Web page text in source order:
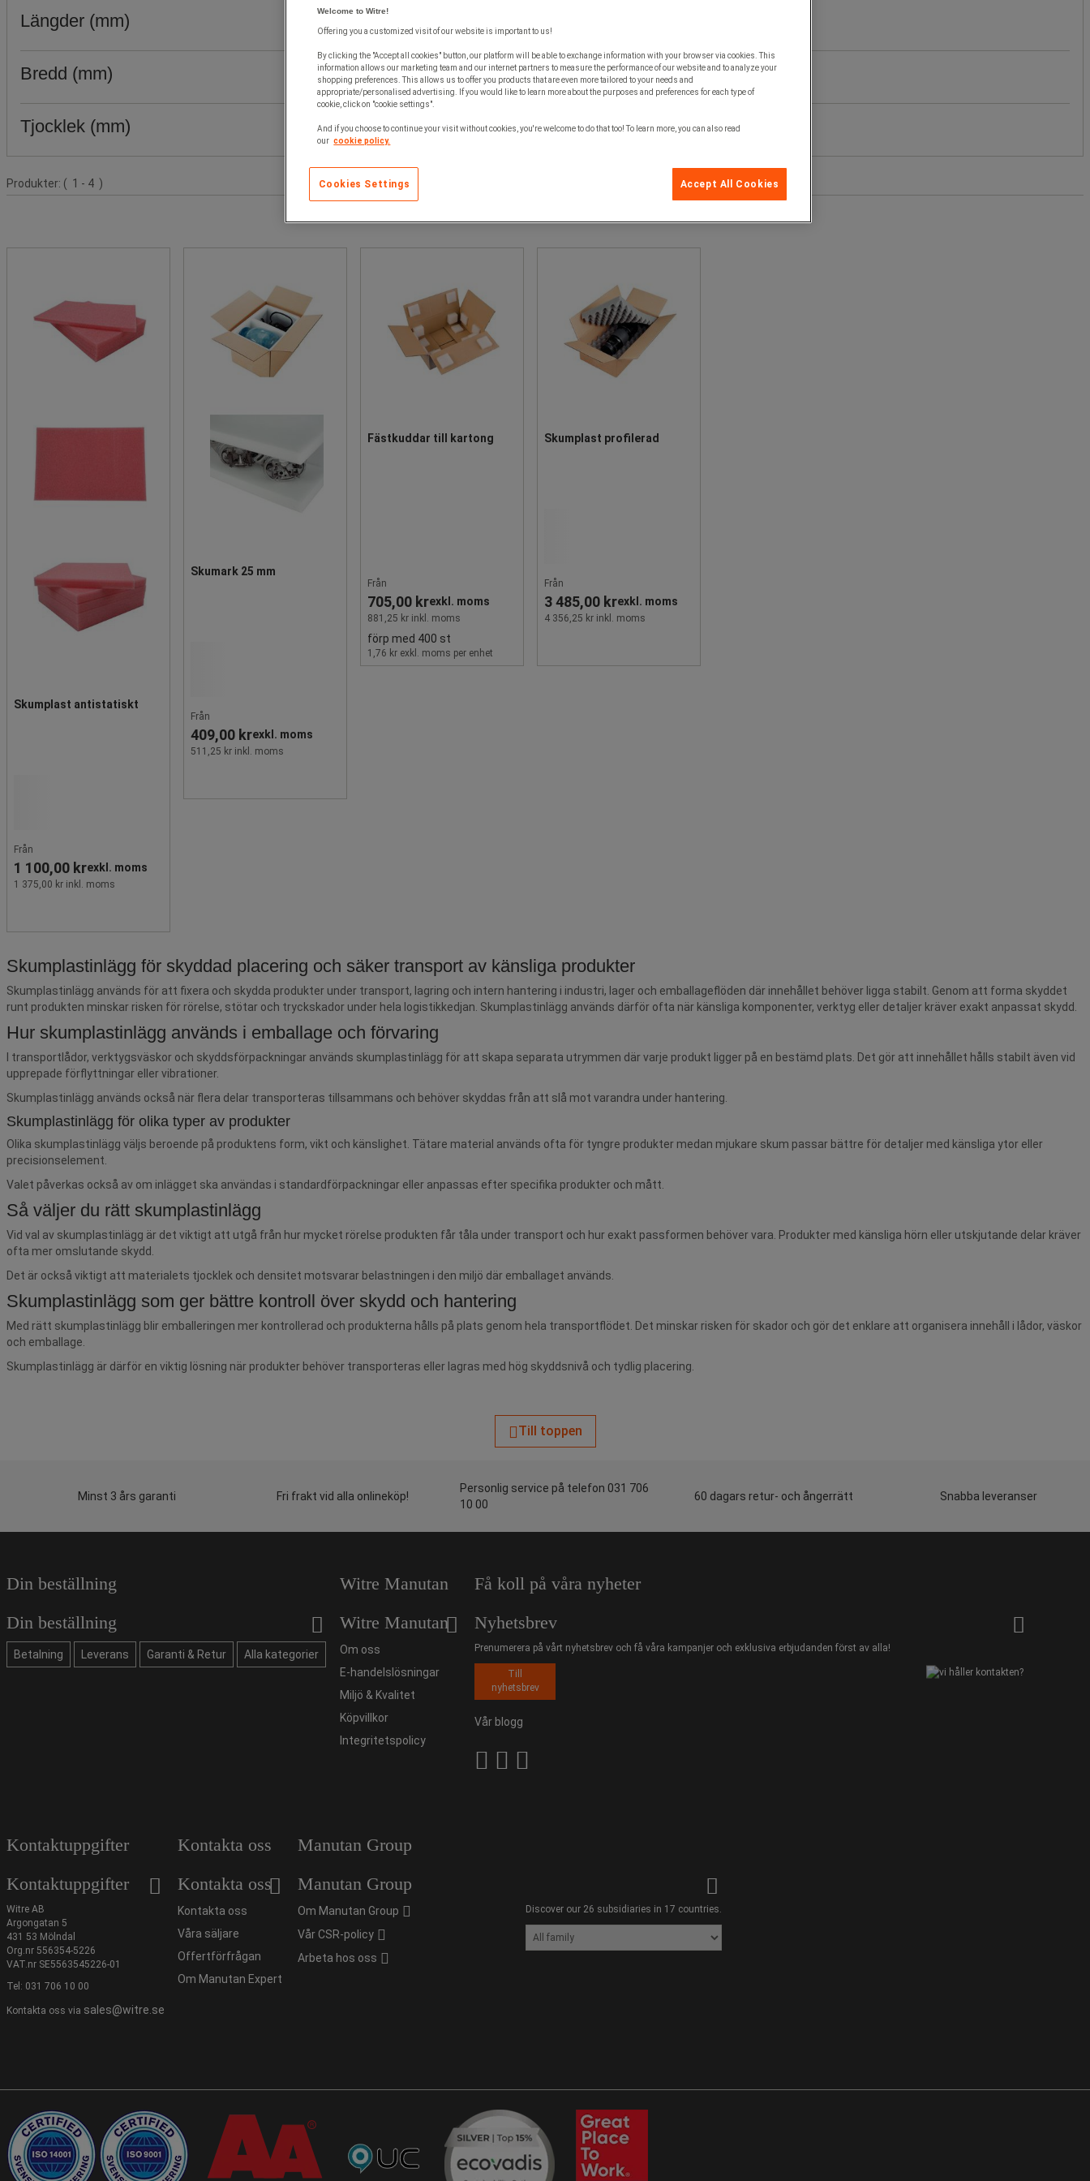
Längder (mm)
Bredd (mm)
Tjocklek (mm)
Produktlista
Produkter: ( 1 - 4 )
Skumplast antistatiskt
Från
1 100,00 krexkl. moms
1 375,00 kr inkl. moms
Skumark 25 mm
Från
409,00 krexkl. moms
511,25 kr inkl. moms
Fästkuddar till kartong
Från
705,00 krexkl. moms
881,25 kr inkl. moms
förp med 400 st
1,76 kr exkl. moms per enhet
Skumplast profilerad
Från
3 485,00 krexkl. moms
4 356,25 kr inkl. moms
Skumplastinlägg för skyddad placering och säker transport av känsliga produkter
Skumplastinlägg används för att fixera och skydda produkter under transport, lagring och intern hantering i industri, lager och emballageflöden där innehållet behöver ligga stabilt. Genom att forma skyddet
runt produkten minskar risken för rörelse, stötar och tryckskador under hela logistikkedjan. Skumplastinlägg används därför ofta när känsliga komponenter, verktyg eller detaljer kräver exakt anpassat skydd.
Hur skumplastinlägg används i emballage och förvaring
I transportlådor, verktygsväskor och skyddsförpackningar används skumplastinlägg för att skapa separata utrymmen där varje produkt ligger på en bestämd plats. Det gör att innehållet hålls stabilt även vid
upprepade förflyttningar eller vibrationer.
Skumplastinlägg används också när flera delar transporteras tillsammans och behöver skyddas från att slå mot varandra under hantering.
Skumplastinlägg för olika typer av produkter
Olika skumplastinlägg väljs beroende på produktens form, vikt och känslighet. Tätare material används ofta för tyngre produkter medan mjukare skum passar bättre för detaljer med känsliga ytor eller
precisionselement.
Valet påverkas också av om inlägget ska användas i standardförpackningar eller anpassas efter specifika produkter och mått.
Så väljer du rätt skumplastinlägg
Vid val av skumplastinlägg är det viktigt att utgå från hur mycket rörelse produkten får tåla under transport och hur exakt passformen behöver vara. Produkter med känsliga hörn eller utskjutande delar kräver
ofta mer omslutande skydd.
Det är också viktigt att materialets tjocklek och densitet motsvarar belastningen i den miljö där emballaget används.
Skumplastinlägg som ger bättre kontroll över skydd och hantering
Med rätt skumplastinlägg blir emballeringen mer kontrollerad och produkterna hålls på plats genom hela transportflödet. Det minskar risken för skador och gör det enklare att organisera innehåll i lådor, väskor
och emballage.
Skumplastinlägg är därför en viktig lösning när produkter behöver transporteras eller lagras med hög skyddsnivå och tydlig placering.
Till toppen
Minst 3 års garanti Fri frakt vid alla onlineköp!
Personlig service på telefon 031 706
10 00
60 dagars retur- och ångerrätt Snabba leveranser
Din beställning
Din beställning
Betalning Leverans Garanti & Retur Alla kategorier
Witre Manutan
Witre Manutan
Om oss
E-handelslösningar
Miljö & Kvalitet
Köpvillkor
Integritetspolicy
Få koll på våra nyheter
Nyhetsbrev
Prenumerera på vårt nyhetsbrev och få våra kampanjer och exklusiva erbjudanden först av alla!
Till
nyhetsbrev
Vår blogg
Kontaktuppgifter
Kontaktuppgifter
Witre AB
Argongatan 5
431 53 Mölndal
Org.nr 556354-5226
VAT.nr SE5563545226-01
Tel: 031 706 10 00
Kontakta oss via sales@witre.se
Kontakta oss
Kontakta oss
Kontakta oss
Våra säljare
Offertförfrågan
Om Manutan Expert
Manutan Group
Manutan Group
Om Manutan Group
Vår CSR-policy
Arbeta hos oss
Discover our 26 subsidiaries in 17 countries.
Welcome to Witre!
Offering you a customized visit of our website is important to us!
By clicking the "Accept all cookies" button, our platform will be able to exchange information with your browser via cookies. This
information allows our marketing team and our internet partners to measure the performance of our website and to analyze your
shopping preferences. This allows us to offer you products that are even more tailored to your needs and
appropriate/personalised advertising. If you would like to learn more about the purposes and preferences for each type of
cookie, click on "cookie settings".
And if you choose to continue your visit without cookies, you're welcome to do that too! To learn more, you can also read
our cookie policy.
Accept All Cookies
Cookies Settings